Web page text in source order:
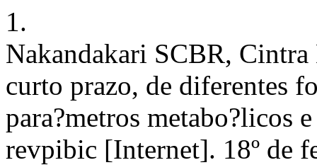
1.
Nakandakari SCBR,
curto prazo, de diferentes
para?metros metabo?licos
revpibic [Internet]. 18º de